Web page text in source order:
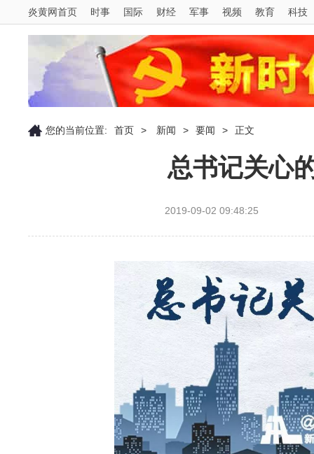
炎黄网首页 时事 国际 财经 军事 视频 教育 科技
您的当前位置: 首页 > 新闻 > 要闻 > 正文
总书记关心
2019-09-02 09:48:25